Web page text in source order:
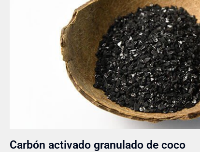
Carbón activado granulado de coco